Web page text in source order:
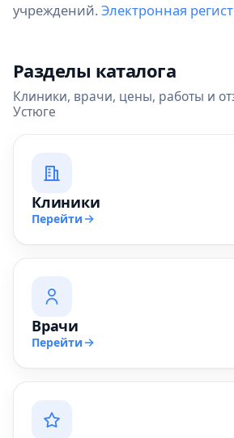
учреждений. Электронная
Разделы каталога
Клиники, врачи, цены, работы и
Устюге
Клиники
Перейти
Врачи
Перейти